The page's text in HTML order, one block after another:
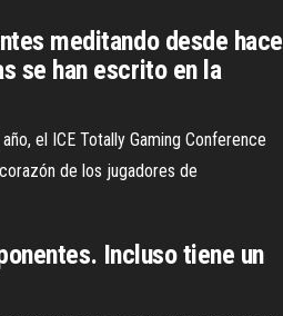
meditando desde hace
se han escrito en la
el ICE Totally Gaming Conference
de los jugadores de
Incluso tiene un